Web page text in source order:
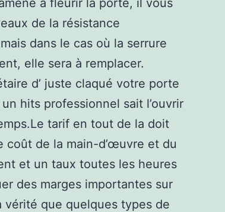
à fleurir la porte, il vous
de la résistance
dans le cas où la serrure
elle sera à remplacer.
d’ juste claqué votre porte
hits professionnel sait l’ouvrir
tarif en tout de la doit
coût de la main-d’œuvre et du
et un taux toutes les heures
des marges importantes sur
vérité que quelques types de